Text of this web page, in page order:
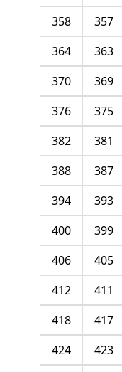
357
358
363
364
369
370
375
376
381
382
387
388
393
394
399
400
405
406
411
412
417
418
423
424